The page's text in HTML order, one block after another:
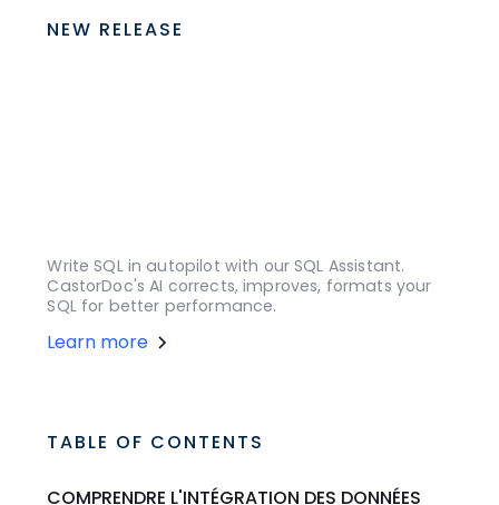
NEW RELEASE
Write SQL in autopilot with our SQL Assistant.
CastorDoc's AI corrects, improves, formats your
SQL for better performance.
Learn more
TABLE OF CONTENTS
COMPRENDRE L'INTÉGRATION DES DONNÉES